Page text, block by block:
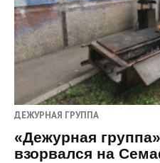
ДЕЖУРНАЯ ГРУППА
«Дежурная
взорвался на